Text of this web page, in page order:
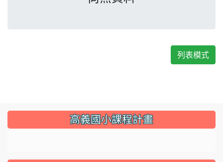
列表模式
::: 高義國小課程計畫